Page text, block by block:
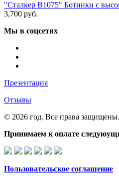
"Сталкер В1075" Ботинки с
3,700 руб.
Мы в соцсетях
Презентация
Отзывы
© 2026 год. Все права защищены.
Принимаем к оплате
Пользовательское соглашение